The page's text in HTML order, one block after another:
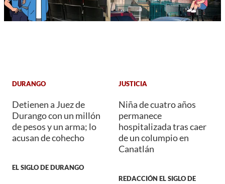
DURANGO
Detienen a Juez de
Durango con un millón
de pesos y un arma; lo
acusan de cohecho
EL SIGLO DE DURANGO
JUSTICIA
Niña de cuatro años
permanece
hospitalizada tras caer
de un columpio en
Canatlán
REDACCIÓN EL SIGLO DE